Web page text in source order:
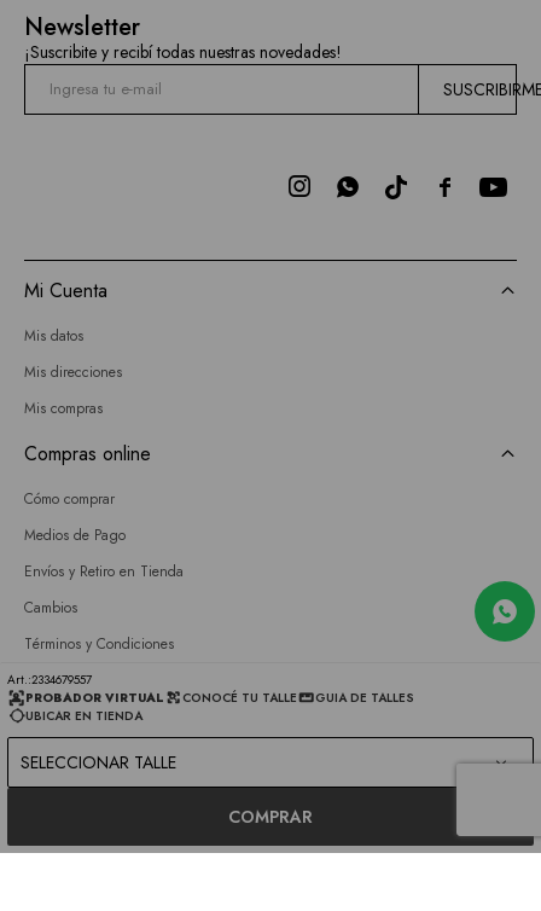
2334679557
PROBADOR VIRTUAL
CONOCÉ TU TALLE
GUIA DE TALLES
UBICAR EN TIENDA
SELECCIONAR TALLE
COMPRAR
Newsletter
¡Suscribite y recibí todas nuestras novedades!

 
Mi Cuenta
Mis datos
Mis direcciones
Mis compras
Compras online
Cómo comprar
Medios de Pago
Envíos y Retiro en Tienda
Cambios
Términos y Condiciones
GIFT CARD
Empresa
Sobre nosotros
Únete a nuestro equipo